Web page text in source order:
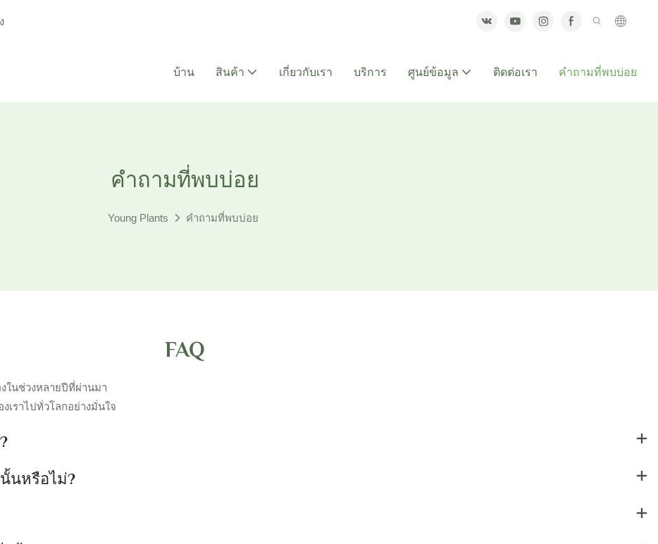
บ้าน สินค้า เกี่ยวกับเรา บริการ ศูนย์ข้อมูล ติดต่อเรา คำถามที่พบบ่อย
คำถามที่พบบ่อย
Young Plants คำถามที่พบบ่อย
FAQ
ในช่วงหลายปีที่ผ่านมา
เราไปทั่วโลกอย่างมั่นใจ
นหรือไม่?